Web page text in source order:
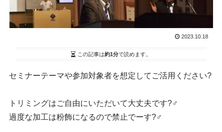
2023.10.18
この記事は約1分で読めます。
セミナーテーマや参加対象者を想定してご活用ください?
トリミングはご自由にいただいて大丈夫です?‍♂️
過度な加工は粉飾になるので禁止でーす?‍♂️